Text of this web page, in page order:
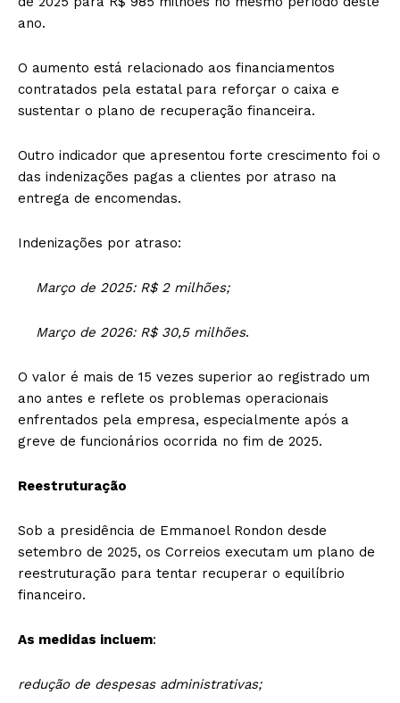
ano.
O aumento está relacionado aos financiamentos
contratados pela estatal para reforçar o caixa e
sustentar o plano de recuperação financeira.
Outro indicador que apresentou forte crescimento foi o
das indenizações pagas a clientes por atraso na
entrega de encomendas.
Indenizações por atraso:
Março de 2025: R$ 2 milhões;
Março de 2026: R$ 30,5 milhões.
O valor é mais de 15 vezes superior ao registrado um
ano antes e reflete os problemas operacionais
enfrentados pela empresa, especialmente após a
greve de funcionários ocorrida no fim de 2025.
Reestruturação
Sob a presidência de Emmanoel Rondon desde
setembro de 2025, os Correios executam um plano de
reestruturação para tentar recuperar o equilíbrio
financeiro.
As medidas incluem:
redução de despesas administrativas;